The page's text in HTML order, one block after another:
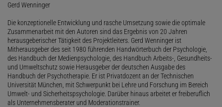
Gerd Wenninger
Die konzeptionelle Entwicklung und rasche Umsetzung sowie die optimale
Zusammenarbeit mit den Autoren sind das Ergebnis von 20 Jahren
herausgeberischer Tätigkeit des Projektleiters. Gerd Wenninger ist
Mitherausgeber des seit 1980 führenden Handwörterbuch der Psychologie,
des Handbuch der Medienpsychologie, des Handbuch Arbeits-, Gesundheits-
und Umweltschutz sowie Herausgeber der deutschen Ausgabe des
Handbuch der Psychotherapie. Er ist Privatdozent an der Technischen
Universität München, mit Schwerpunkt bei Lehre und Forschung im Bereich
Umwelt- und Sicherheitspsychologie. Darüber hinaus arbeitet er freiberuflich
als Unternehmensberater und Moderationstrainer.